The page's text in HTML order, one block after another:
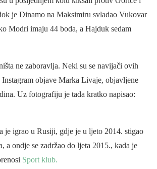
je Dinamo na Maksimiru svladao Vukovar
Modri imaju 44 boda, a Hajduk sedam
ne zaboravlja. Neki su se navijači ovih
Instagram objave Marka Livaje, objavljene
Uz fotografiju je tada kratko napisao:
je igrao u Rusiji, gdje je u ljeto 2014. stigao
a ondje se zadržao do ljeta 2015., kada je
Sport klub.